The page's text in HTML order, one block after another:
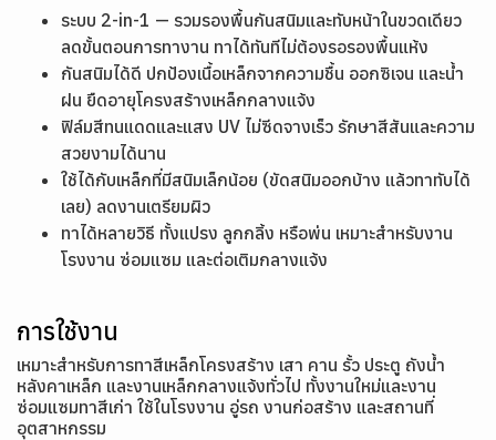
ระบบ 2-in-1 — รวมรองพื้นกันสนิมและทับหน้าในขวดเดียว
ลดขั้นตอนการทางาน ทาได้ทันทีไม่ต้องรอรองพื้นแห้ง
กันสนิมได้ดี ปกป้องเนื้อเหล็กจากความชื้น ออกซิเจน และน้ำ
ฝน ยืดอายุโครงสร้างเหล็กกลางแจ้ง
ฟิล์มสีทนแดดและแสง UV ไม่ซีดจางเร็ว รักษาสีสันและความ
สวยงามได้นาน
ใช้ได้กับเหล็กที่มีสนิมเล็กน้อย (ขัดสนิมออกบ้าง แล้วทาทับได้
เลย) ลดงานเตรียมผิว
ทาได้หลายวิธี ทั้งแปรง ลูกกลิ้ง หรือพ่น เหมาะสำหรับงาน
โรงงาน ซ่อมแซม และต่อเติมกลางแจ้ง
การใช้งาน
เหมาะสำหรับการทาสีเหล็กโครงสร้าง เสา คาน รั้ว ประตู ถังน้ำ
หลังคาเหล็ก และงานเหล็กกลางแจ้งทั่วไป ทั้งงานใหม่และงาน
ซ่อมแซมทาสีเก่า ใช้ในโรงงาน อู่รถ งานก่อสร้าง และสถานที่
อุตสาหกรรม